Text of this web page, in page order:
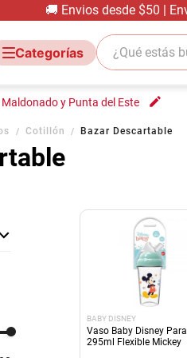
🚚 Envios desde $50 |
¿Qué estás
Maldonado y Punta del Este
Cotillón Bazar Descartable
BABY DISNEY
Vaso Baby Disney
295ml Flexible Mickey